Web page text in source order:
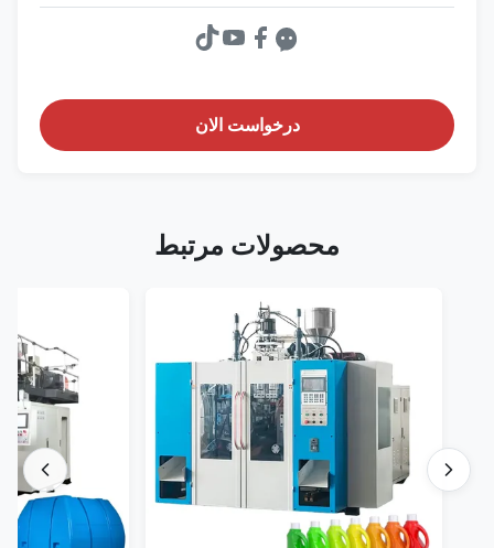
درخواست الان
محصولات مرتبط